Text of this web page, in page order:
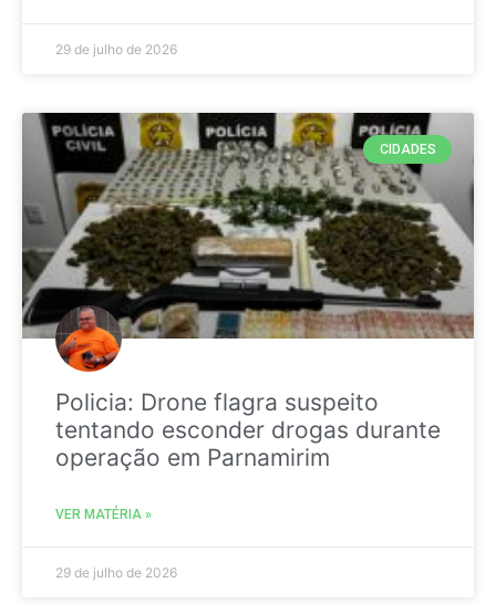
29 de julho de 2026
CIDADES
Policia: Drone flagra suspeito
tentando esconder drogas durante
operação em Parnamirim
VER MATÉRIA »
29 de julho de 2026